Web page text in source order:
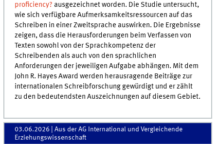
proficiency? ausgezeichnet worden. Die Studie untersucht,
wie sich verfügbare Aufmerksamkeitsressourcen auf das
Schreiben in einer Zweitsprache auswirken. Die Ergebnisse
zeigen, dass die Herausforderungen beim Verfassen von
Texten sowohl von der Sprachkompetenz der
Schreibenden als auch von den sprachlichen
Anforderungen der jeweiligen Aufgabe abhängen. Mit dem
John R. Hayes Award werden herausragende Beiträge zur
internationalen Schreibforschung gewürdigt und er zählt
zu den bedeutendsten Auszeichnungen auf diesem Gebiet.
03.06.2026 | Aus der AG International und Vergleichende
Erziehungswissenschaft